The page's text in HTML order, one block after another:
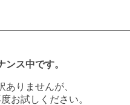
ス中です。
ありませんが、
お試しください。